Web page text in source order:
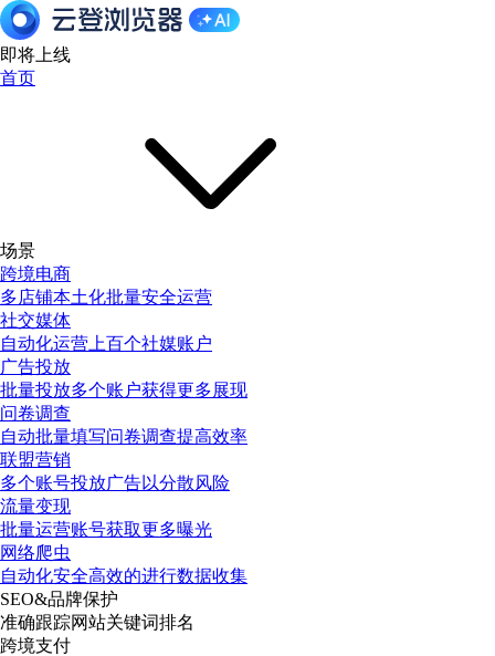
即将上线
首页
场景
跨境电商
多店铺本土化批量安全运营
社交媒体
自动化运营上百个社媒账户
广告投放
批量投放多个账户获得更多展现
问卷调查
自动批量填写问卷调查提高效率
联盟营销
多个账号投放广告以分散风险
流量变现
批量运营账号获取更多曝光
网络爬虫
自动化安全高效的进行数据收集
SEO&品牌保护
准确跟踪网站关键词排名
跨境支付